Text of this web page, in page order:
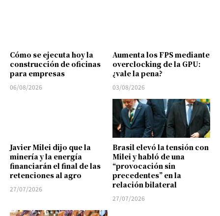
Cómo se ejecuta hoy la
construcción de oficinas
para empresas
06/08/2026
Aumenta los FPS mediante
overclocking de la GPU:
¿vale la pena?
03/08/2026
Javier Milei dijo que la
minería y la energía
financiarán el final de las
retenciones al agro
27/07/2026
Brasil elevó la tensión con
Milei y habló de una
“provocación sin
precedentes” en la
relación bilateral
27/07/2026